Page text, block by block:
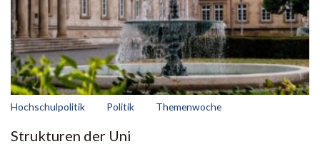
Hochschulpolitik Politik Themenwoche
Strukturen der Uni